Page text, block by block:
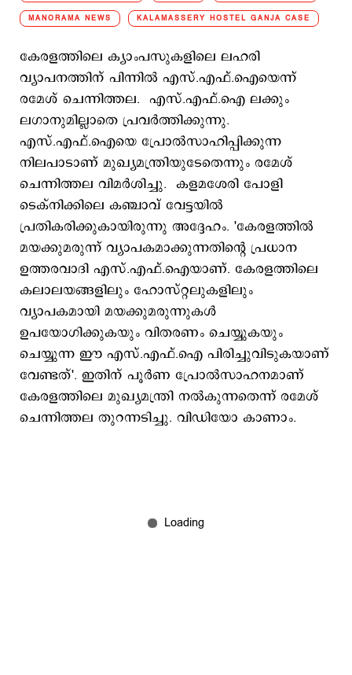
MANORAMA NEWS KALAMASSERY HOSTEL GANJA CASE
കേരളത്തിലെ ക്യാംപസുകളിലെ ലഹരി
വ്യാപനത്തിന് പിന്നില്‍ എസ്.എഫ്.ഐയെന്ന്
രമേശ് ചെന്നിത്തല. എസ്.എഫ്.ഐ ലക്കും
ലഗാനുമില്ലാതെ പ്രവര്‍ത്തിക്കുന്നു.
എസ്.എഫ്.ഐയെ പ്രോല്‍സാഹിപ്പിക്കുന്ന
നിലപാടാണ് മുഖ്യമന്ത്രിയുടേതെന്നും രമേശ്
ചെന്നിത്തല വിമര്‍ശിച്ചു. കളമശേരി പോളി
ടെക്നിക്കിലെ കഞ്ചാവ് വേട്ടയില്‍
പ്രതികരിക്കുകായിരുന്നു അദ്ദേഹം. 'കേരളത്തില്‍
മയക്കുമരുന്ന് വ്യാപകമാക്കുന്നതിന്‍റെ പ്രധാന
ഉത്തരവാദി എസ്.എഫ്.ഐയാണ്. കേരളത്തിലെ
കലാലയങ്ങളിലും ഹോസ്റ്റലുകളിലും
വ്യാപകമായി മയക്കുമരുന്നുകള്‍
ഉപയോഗിക്കുകയും വിതരണം ചെയ്യുകയും
ചെയ്യുന്ന ഈ എസ്.എഫ്.ഐ പിരിച്ചുവിടുകയാണ്
വേണ്ടത്'. ഇതിന് പൂര്‍ണ പ്രോല്‍സാഹനമാണ്
കേരളത്തിലെ മുഖ്യമന്ത്രി നല്‍കുന്നതെന്ന് രമേശ്
ചെന്നിത്തല തുറന്നടിച്ചു. വിഡിയോ കാണാം.